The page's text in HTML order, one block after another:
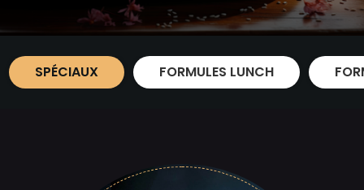
SPÉCIAUX FORMULES LUNCH